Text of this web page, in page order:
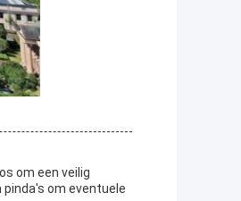
om een veilig
om eventuele